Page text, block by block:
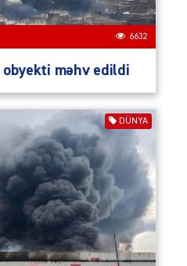
6632
obyekti məhv edildi
DÜNYA